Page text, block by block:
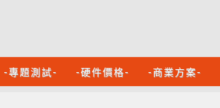
-專題測試- -硬件價格- -商業方案-